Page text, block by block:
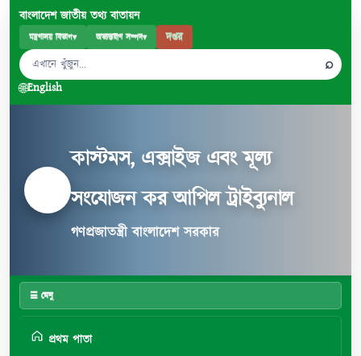
বাংলাদেশ জাতীয় তথ্য বাতায়ন
মন্ত্রণালয় বিভাগ▾ অভ্যন্তরীণ সম্পদ▾ দপ্তর
⌕
🌐English
কাস্টমস, এক্সাইজ এবং মূল্য
সংযোজন কর আপিল ট্রাইব্যুনাল
গণপ্রজাতন্ত্রী বাংলাদেশ সরকার
☰ মেনু
প্রথম পাতা